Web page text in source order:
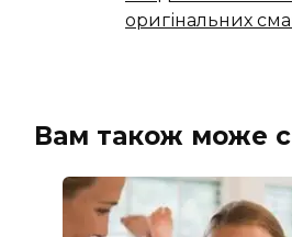
оригінальних
Вам також може